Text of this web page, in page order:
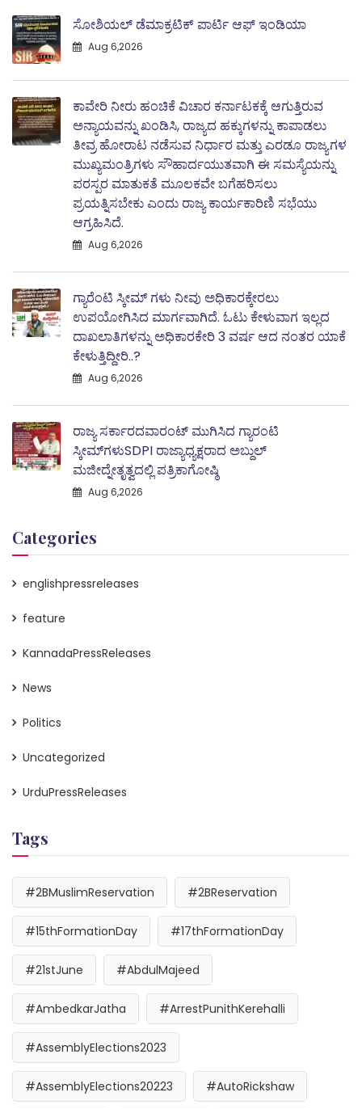
ಸೋಶಿಯಲ್ ಡೆಮಾಕ್ರಟಿಕ್ ಪಾರ್ಟಿ ಆಫ್ ಇಂಡಿಯಾ
Aug 6,2026
ಕಾವೇರಿ ನೀರು ಹಂಚಿಕೆ ವಿಚಾರ ಕರ್ನಾಟಕಕ್ಕೆ ಆಗುತ್ತಿರುವ
ಅನ್ಯಾಯವನ್ನು ಖಂಡಿಸಿ, ರಾಜ್ಯದ ಹಕ್ಕುಗಳನ್ನು ಕಾಪಾಡಲು
ತೀವ್ರ ಹೋರಾಟ ನಡೆಸುವ ನಿರ್ಧಾರ ಮತ್ತು ಎರಡೂ ರಾಜ್ಯಗಳ
ಮುಖ್ಯಮಂತ್ರಿಗಳು ಸೌಹಾರ್ದಯುತವಾಗಿ ಈ ಸಮಸ್ಯೆಯನ್ನು
ಪರಸ್ಪರ ಮಾತುಕತೆ ಮೂಲಕವೇ ಬಗೆಹರಿಸಲು
ಪ್ರಯತ್ನಿಸಬೇಕು ಎಂದು ರಾಜ್ಯ ಕಾರ್ಯಕಾರಿಣಿ ಸಭೆಯು
ಆಗ್ರಹಿಸಿದೆ.
Aug 6,2026
ಗ್ಯಾರೆಂಟಿ ಸ್ಕೀಮ್ ಗಳು ನೀವು ಅಧಿಕಾರಕ್ಕೇರಲು
ಉಪಯೋಗಿಸಿದ ಮಾರ್ಗವಾಗಿದೆ. ಓಟು ಕೇಳುವಾಗ ಇಲ್ಲದ
ದಾಖಲಾತಿಗಳನ್ನು ಅಧಿಕಾರಕೇರಿ 3 ವರ್ಷ ಆದ ನಂತರ ಯಾಕೆ
ಕೇಳುತ್ತಿದ್ದೀರಿ..?
Aug 6,2026
ರಾಜ್ಯ ಸರ್ಕಾರದವಾರಂಟ್ ಮುಗಿಸಿದ ಗ್ಯಾರಂಟಿ
ಸ್ಕೀಮ್‌ಗಳುSDPI ರಾಜ್ಯಾಧ್ಯಕ್ಷರಾದ ಅಬ್ದುಲ್
ಮಜೀದ್ನೇತೃತ್ವದಲ್ಲಿ ಪತ್ರಿಕಾಗೋಷ್ಠಿ
Aug 6,2026
Categories
englishpressreleases
feature
KannadaPressReleases
News
Politics
Uncategorized
UrduPressReleases
Tags
#2BMuslimReservation #2BReservation
#15thFormationDay #17thFormationDay
#21stJune #AbdulMajeed
#AmbedkarJatha #ArrestPunithKerehalli
#AssemblyElections2023
#AssemblyElections20223 #AutoRickshaw